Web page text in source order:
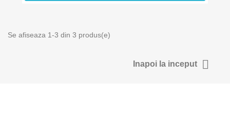
Se afiseaza 1-3 din 3 produs(e)
Inapoi la inceput 